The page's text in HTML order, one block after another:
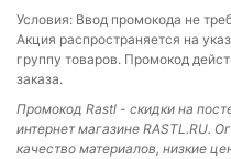
Условия: Ввод промокода не
Акция распространяется на
группу товаров. Промокод
заказа.
Промокод Rastl - скидки на
интернет магазине RASTL.RU.
качество материалов, низкие